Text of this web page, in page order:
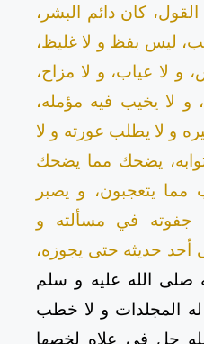
كان دائم البشر،
ليس بفظ و لا غليظ،
و لا عياب، و لا مزاح،
و لا يخيب فيه مؤمله،
و لا يطلب عورته و لا
ثوابه، يضحك مما يضحك
مما يتعجبون، و يصبر
جفوته في مسألته و
أحد حديثه حتى يجوزه،
صلى الله عليه و سلم
المجلدات و لا خطب
جل في علاه لخصها